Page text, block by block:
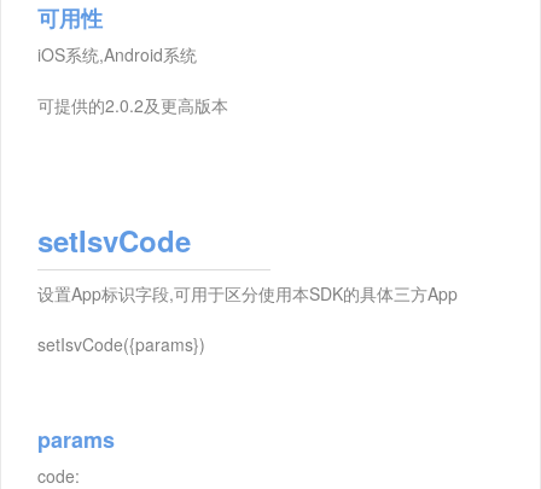
可用性
iOS系统,Android系统
可提供的2.0.2及更高版本
setIsvCode
设置App标识字段,可用于区分使用本SDK的具体三方App
setIsvCode({params})
params
code: